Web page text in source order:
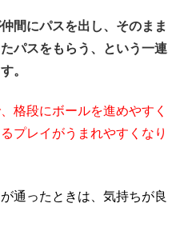
間にパスを出し、そのまま
パスをもらう、という一連
。
格段にボールを進めやすく
プレイがうまれやすくなり
通ったときは、気持ちが良